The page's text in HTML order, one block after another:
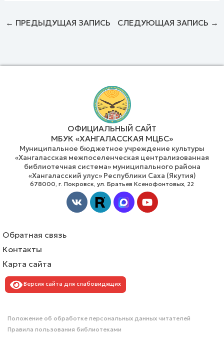
← ПРЕДЫДУЩАЯ ЗАПИСЬ СЛЕДУЮЩАЯ ЗАПИСЬ →
ОФИЦИАЛЬНЫЙ САЙТ
МБУК «ХАНГАЛАССКАЯ МЦБС»
Муниципальное бюджетное учреждение культуры
«Хангаласская межпоселенческая централизованная
библиотечная система» муниципального района
«Хангаласский улус» Республики Саха (Якутия)
678000, г. Покровск, ул. Братьев Ксенофонтовых, 22
Vk Youtube
Обратная связь
Контакты
Карта сайта
Версия сайта для слабовидящих
Положение об обработке персональных данных читателей
Правила пользования библиотеками